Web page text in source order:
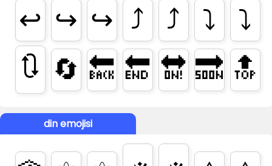
↩ ↪️ ↪ ⤴️ ⤴ ⤵️
⤵
🔃 🔄 🔙 🔚 🔛 🔜 🔝
din emojisi